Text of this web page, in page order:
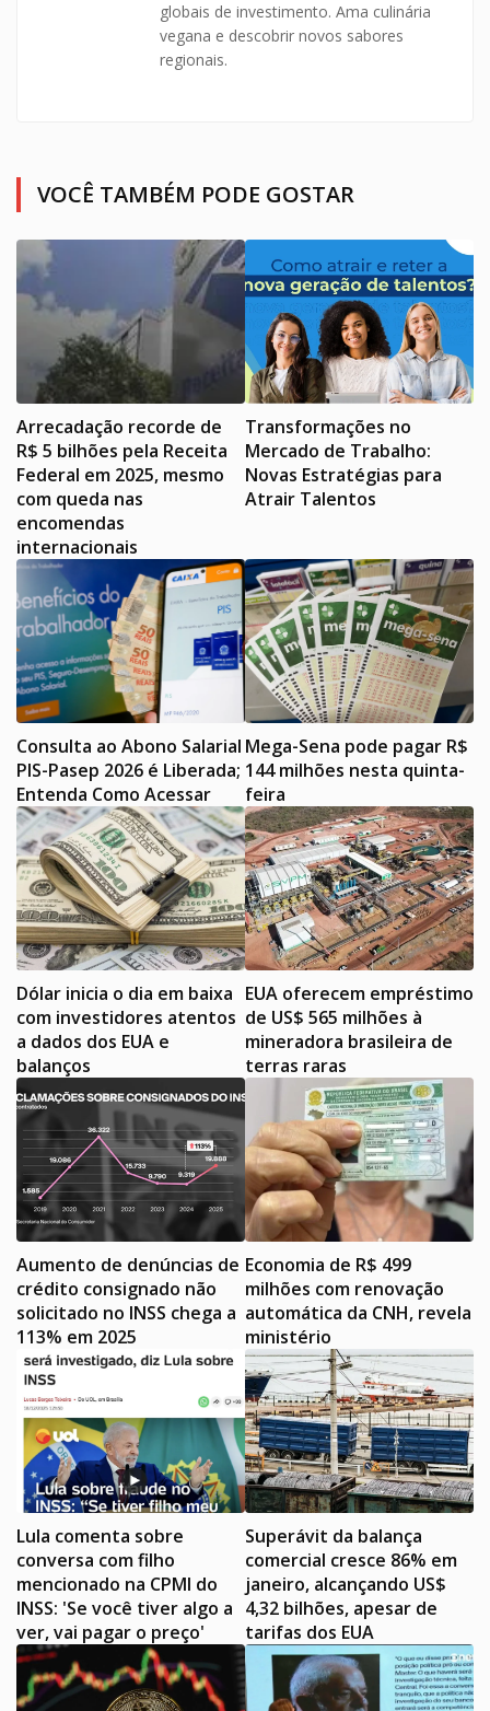
globais de investimento. Ama culinária
vegana e descobrir novos sabores
regionais.
VOCÊ TAMBÉM PODE GOSTAR
Arrecadação recorde de
R$ 5 bilhões pela Receita
Federal em 2025, mesmo
com queda nas
encomendas
internacionais
Transformações no
Mercado de Trabalho:
Novas Estratégias para
Atrair Talentos
Consulta ao Abono Salarial
PIS-Pasep 2026 é Liberada;
Entenda Como Acessar
Mega-Sena pode pagar R$
144 milhões nesta quinta-
feira
Dólar inicia o dia em baixa
com investidores atentos
a dados dos EUA e
balanços
EUA oferecem empréstimo
de US$ 565 milhões à
mineradora brasileira de
terras raras
Aumento de denúncias de
crédito consignado não
solicitado no INSS chega a
113% em 2025
Economia de R$ 499
milhões com renovação
automática da CNH, revela
ministério
Lula comenta sobre
conversa com filho
mencionado na CPMI do
INSS: 'Se você tiver algo a
ver, vai pagar o preço'
Superávit da balança
comercial cresce 86% em
janeiro, alcançando US$
4,32 bilhões, apesar de
tarifas dos EUA